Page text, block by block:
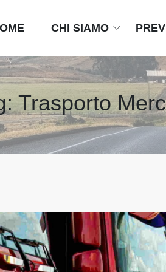
CHI SIAMO
Trasporto